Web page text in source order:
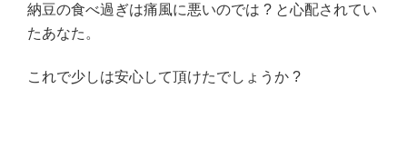
納豆の食べ過ぎは痛風に悪いのでは ? と心配されてい
たあなた。
これで少しは安心して頂けたでしょうか ?